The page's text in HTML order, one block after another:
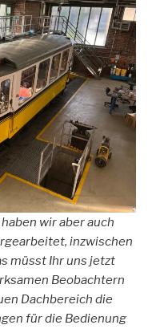
wir aber auch
inzwischen
müsst Ihr uns jetzt
Beobachtern
Dachbereich die
für die Bedienung